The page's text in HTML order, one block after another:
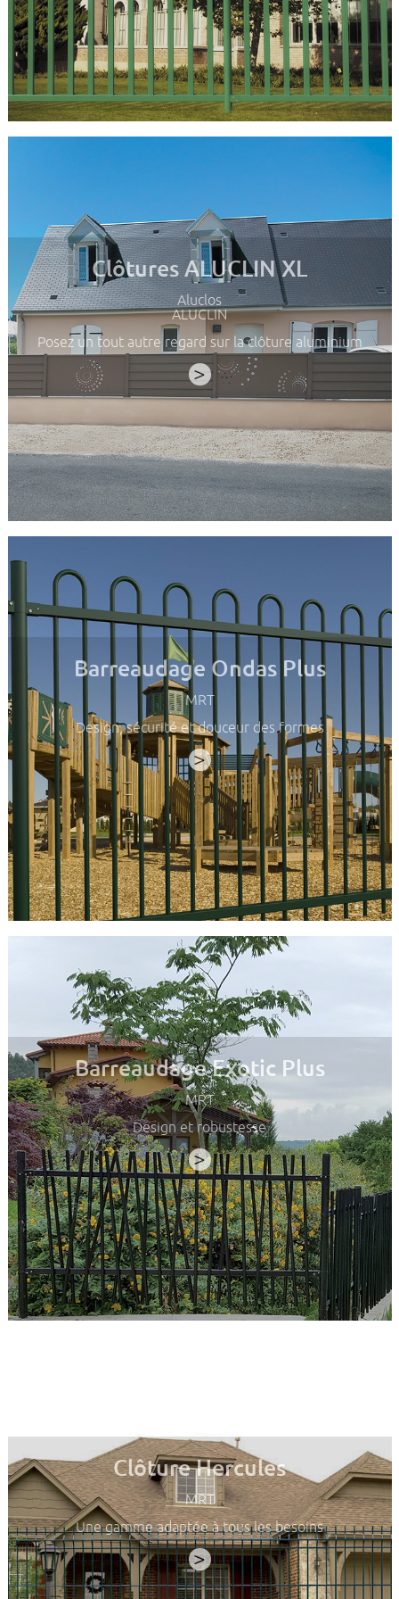
Clôtures ALUCLIN XL
Aluclos
ALUCLIN
Posez un tout autre regard sur la clôture aluminium
>
Barreaudage Ondas Plus
MRT
Design, sécurité et douceur des formes
>
Barreaudage Exotic Plus
MRT
Design et robustesse
>
Clôture Hercules
MRT
Une gamme adaptée à tous les besoins
>